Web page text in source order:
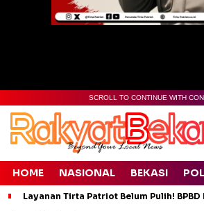
SCROLL TO CONTINUE WITH
HOME NASIONAL BEKASI
Layanan Tirta Patriot Belum Pulih!